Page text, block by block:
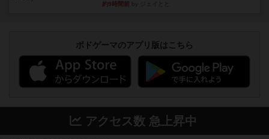
約9時間前
ボドゲーマのアプリ版はこちら
アクセス数 急上昇中